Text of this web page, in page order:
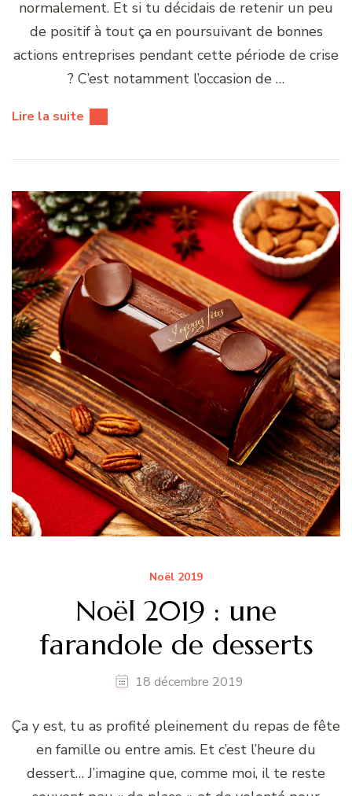
normalement. Et si tu décidais de retenir un peu
de positif à tout ça en poursuivant de bonnes
actions entreprises pendant cette période de crise
? C’est notamment l’occasion de …
Lire la suite
Noël 2019
Noël 2019 : une
farandole de desserts
18 décembre 2019
Ça y est, tu as profité pleinement du repas de fête
en famille ou entre amis. Et c’est l’heure du
dessert… J’imagine que, comme moi, il te reste